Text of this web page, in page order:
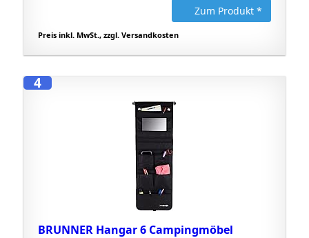
Zum Produkt *
Preis inkl. MwSt., zzgl. Versandkosten
4
BRUNNER Hangar 6 Campingmöbel